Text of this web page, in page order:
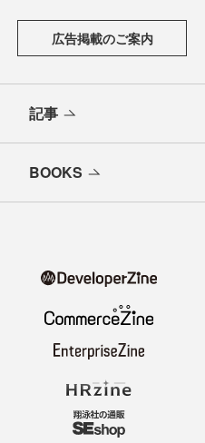
広告掲載のご案内
記事
BOOKS